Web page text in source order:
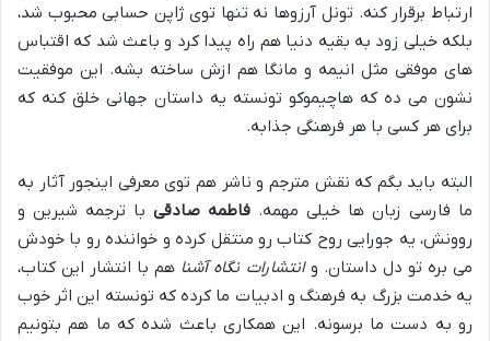
ارتباط برقرار کنه. تونل آرزوها نه تنها توی ژاپن حسابی محبوب شد،
بلکه خیلی زود به بقیه دنیا هم راه پیدا کرد و باعث شد که اقتباس
های موفقی مثل انیمه و مانگا هم ازش ساخته بشه. این موفقیت
نشون می ده که هاچیموکو تونسته یه داستان جهانی خلق کنه که
برای هر کسی با هر فرهنگی جذابه.
البته باید بگم که نقش مترجم و ناشر هم توی معرفی اینجور آثار به
ما فارسی زبان ها خیلی مهمه. فاطمه صادقی با ترجمه شیرین و
روونش، یه جورایی روح کتاب رو منتقل کرده و خواننده رو با خودش
می بره تو دل داستان. وانتشارات نگاه آشنا هم با انتشار این کتاب،
یه خدمت بزرگ به فرهنگ و ادبیات ما کرده که تونسته این اثر خوب
رو به دست ما برسونه. این همکاری باعث شده که ما هم بتونیم